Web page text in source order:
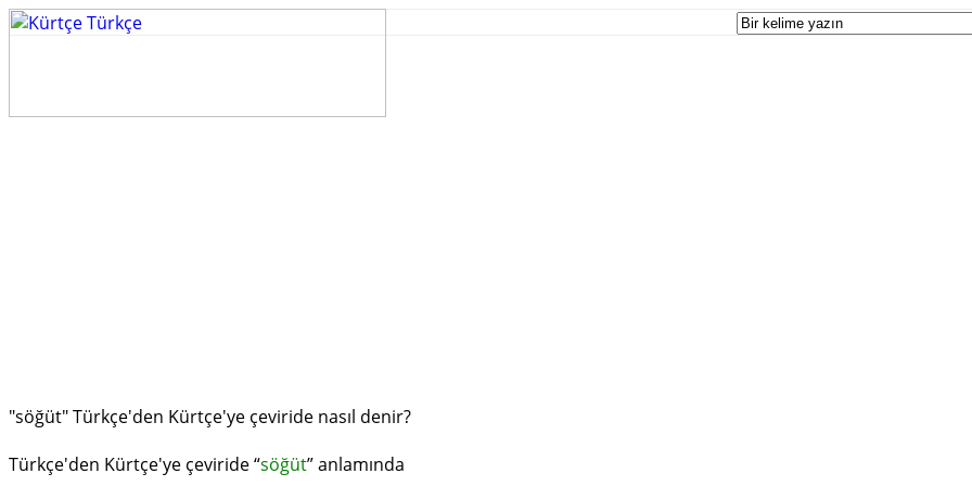
"söğüt" Türkçe'den Kürtçe'ye çeviride nasıl denir?
Türkçe'den Kürtçe'ye çeviride “söğüt” anlamında